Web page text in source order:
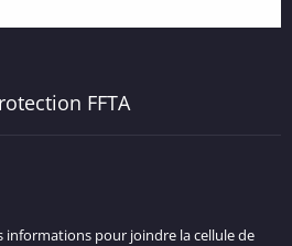
FFTA
informations pour joindre la cellule de